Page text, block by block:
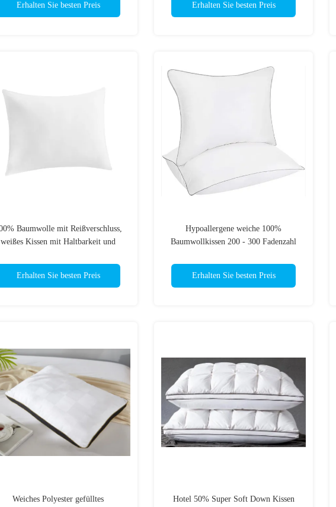
Erhalten Sie besten Preis Erhalten Sie besten Preis
Baumwolle mit Reißverschluss,
weißes Kissen mit Haltbarkeit und
Erhalten Sie besten Preis
Hypoallergene weiche 100%
Baumwollkissen 200 - 300 Fadenzahl
Erhalten Sie besten Preis
Weiches Polyester gefülltes
Hotel 50% Super Soft Down Kissen